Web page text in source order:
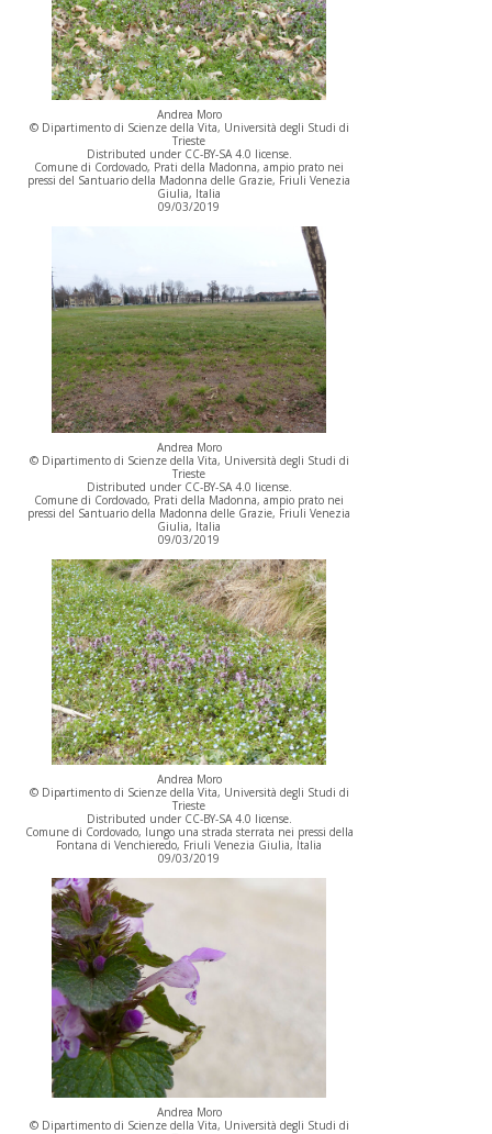
Andrea Moro
© Dipartimento di Scienze della Vita, Università degli Studi di
Trieste
Distributed under CC-BY-SA 4.0 license.
Comune di Cordovado, Prati della Madonna, ampio prato nei
pressi del Santuario della Madonna delle Grazie, Friuli Venezia
Giulia, Italia
09/03/2019
Andrea Moro
© Dipartimento di Scienze della Vita, Università degli Studi di
Trieste
Distributed under CC-BY-SA 4.0 license.
Comune di Cordovado, Prati della Madonna, ampio prato nei
pressi del Santuario della Madonna delle Grazie, Friuli Venezia
Giulia, Italia
09/03/2019
Andrea Moro
© Dipartimento di Scienze della Vita, Università degli Studi di
Trieste
Distributed under CC-BY-SA 4.0 license.
Comune di Cordovado, lungo una strada sterrata nei pressi della
Fontana di Venchieredo, Friuli Venezia Giulia, Italia
09/03/2019
Andrea Moro
© Dipartimento di Scienze della Vita, Università degli Studi di